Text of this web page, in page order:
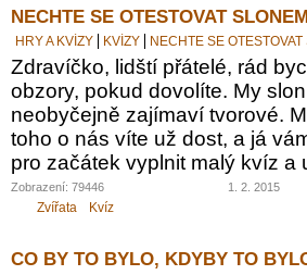
NECHTE SE OTESTOVAT
HRY A KVÍZY KVÍZY NECHTE SE
Zdravíčko, lidští přátelé, rád
obzory, pokud dovolíte. My
neobyčejně zajímaví tvorové.
toho o nás víte už dost, a já
pro začátek vyplnit malý kvíz a
Zobrazení: 79446 1. 2. 2015
Zvířata Kvíz
CO BY TO BYLO, KDYBY TO